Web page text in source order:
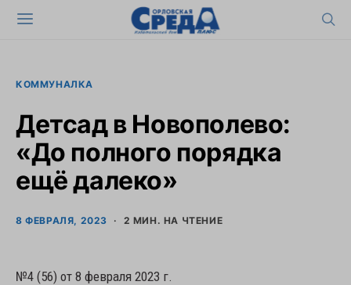
КОММУНАЛКА
Детсад в Новополево:
«До полного порядка
ещё далеко»
8 ФЕВРАЛЯ, 2023 2 МИН. НА ЧТЕНИЕ
№4 (56) от 8 февраля 2023 г.